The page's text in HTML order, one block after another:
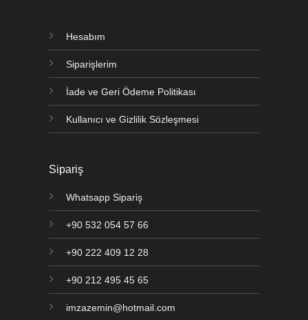
Hesabım
Siparişlerim
İade ve Geri Ödeme Politikası
Kullanıcı ve Gizlilik Sözleşmesi
Sipariş
Whatsapp Sipariş
+90 532 054 57 66
+90 222 409 12 28
+90 212 495 45 65
imzazemin@hotmail.com